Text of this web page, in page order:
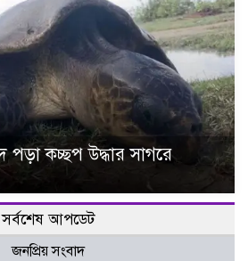
পড়া কচ্ছপ উদ্ধার সাগরে
সর্বশেষ আপডেট
জনপ্রিয় সংবাদ